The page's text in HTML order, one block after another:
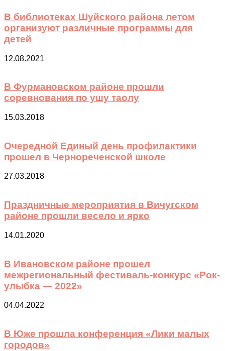
В библиотеках Шуйского района летом
организуют различные программы для
детей
12.08.2021
В Фурмановском районе прошли
соревнования по ушу таолу
15.03.2018
Очередной Единый день профилактики
прошел в Чернореченской школе
27.03.2018
Праздничные мероприятия в Вичугском
районе прошли весело и ярко
14.01.2020
В Ивановском районе прошел
межрегиональный фестиваль-конкурс «Рок-
улыбка — 2022»
04.04.2022
В Юже прошла конференция «Лики малых
городов»